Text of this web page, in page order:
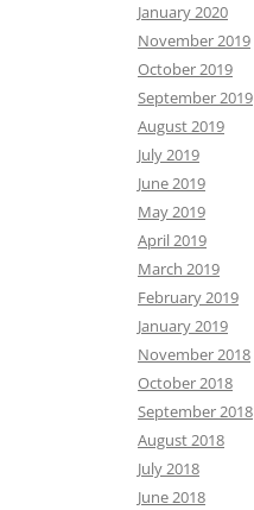
January 2020
November 2019
October 2019
September 2019
August 2019
July 2019
June 2019
May 2019
April 2019
March 2019
February 2019
January 2019
November 2018
October 2018
September 2018
August 2018
July 2018
June 2018